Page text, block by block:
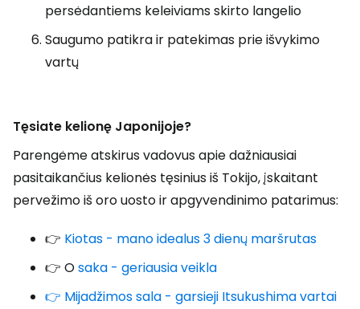
persėdantiems keleiviams skirto langelio
Saugumo patikra ir patekimas prie išvykimo
vartų
Tęsiate kelionę Japonijoje?
Parengėme atskirus vadovus apie dažniausiai
pasitaikančius kelionės tęsinius iš Tokijo, įskaitant
pervežimo iš oro uosto ir apgyvendinimo patarimus:
👉 Kiotas - mano idealus 3 dienų maršrutas
👉 Osaka - geriausia veikla
👉 Mijadžimos sala - garsieji Itsukushima vartai